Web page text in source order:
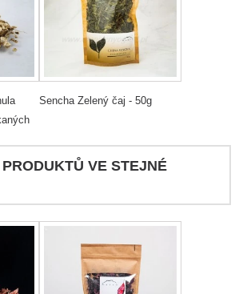
Sencha Zelený čaj - 50g
VE STEJNÉ